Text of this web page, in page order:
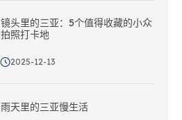
镜头里的三亚：5个值得收藏的小众
拍照打卡地
2025-12-13
雨天里的三亚慢生活